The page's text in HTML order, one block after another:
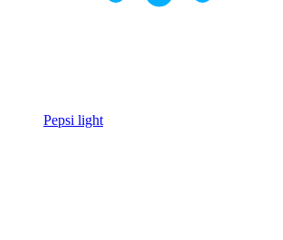
Pepsi light